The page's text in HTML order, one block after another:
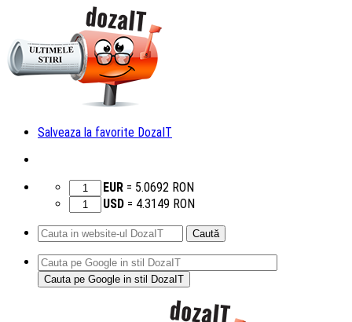
Salveaza la favorite DozaIT
EUR = 5.0692 RON
USD = 4.3149 RON
Caută
după: